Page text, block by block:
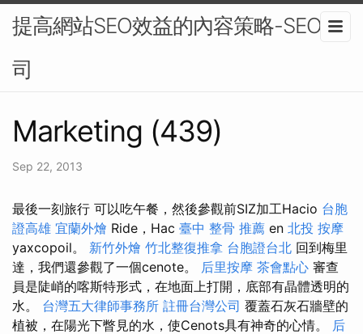
提高網站SEO效益的內容策略-SEO公
司
Marketing (439)
Sep 22, 2013
最後一刻旅行 可以吃午餐，然後參觀前SIZ加工Hacio 台胞
證高雄 宜蘭外燴 Ride，Hac 臺中 整骨 推薦 en 北投 按摩
yaxcopoil。 新竹外燴 竹北整復推拿 台胞證台北 回到梅里
達，我們還參觀了一個cenote。 后里按摩 茶會點心 審查
員是陡峭的喀斯特形式，在地面上打開，底部有晶體透明的
水。 台灣五大律師事務所 註冊台灣公司 覆蓋石灰石牆壁的
植被，在陽光下瞥見的水，使Cenots具有神奇的心情。 后